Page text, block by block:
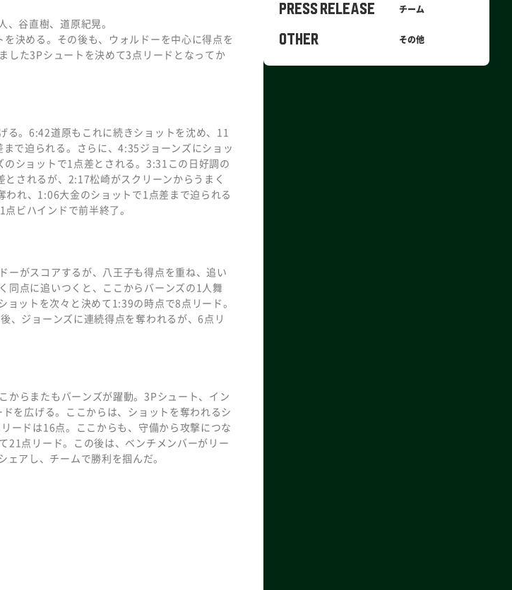
谷直樹、道原紀晃。
決める。その後も、ウォルドーを中心に得点を
した3Pシュートを決めて3点リードとなってか
る。6:42道原もこれに続きショットを沈め、11
で迫られる。さらに、4:35ジョーンズにショッ
ショットで1点差とされる。3:31この日好調の
されるが、2:17松崎がスクリーンからうまく
れ、1:06大金のショットで1点差まで迫られる
ビハインドで前半終了。
ーがスコアするが、八王子も得点を重ね、追い
同点に追いつくと、ここからバーンズの1人舞
ットを次々と決めて1:39の時点で8点リード。
、ジョーンズに連続得点を奪われるが、6点リ
からまたもバーンズが躍動。3Pシュート、イン
を広げる。ここからは、ショットを奪われるシ
ードは16点。ここからも、守備から攻撃につな
21点リード。この後は、ベンチメンバーがリー
アし、チームで勝利を掴んだ。
PRESS RELEASE チーム
OTHER その他